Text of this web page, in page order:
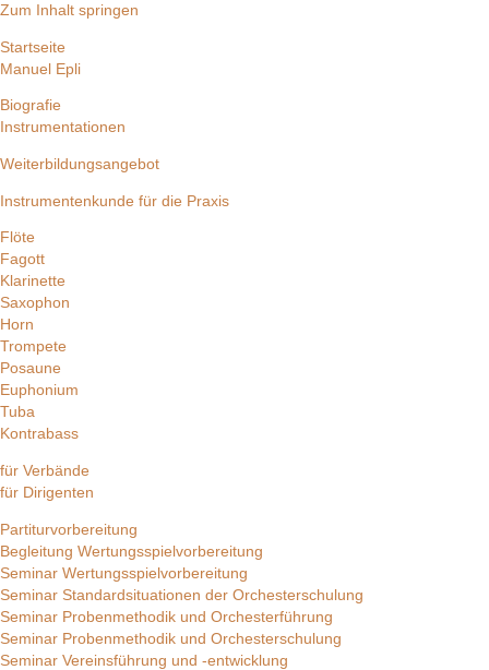
Zum Inhalt springen
Startseite
Manuel Epli
Biografie
Instrumentationen
Weiterbildungsangebot
Instrumentenkunde für die Praxis
Flöte
Fagott
Klarinette
Saxophon
Horn
Trompete
Posaune
Euphonium
Tuba
Kontrabass
für Verbände
für Dirigenten
Partiturvorbereitung
Begleitung Wertungsspielvorbereitung
Seminar Wertungsspielvorbereitung
Seminar Standardsituationen der Orchesterschulung
Seminar Probenmethodik und Orchesterführung
Seminar Probenmethodik und Orchesterschulung
Seminar Vereinsführung und -entwicklung